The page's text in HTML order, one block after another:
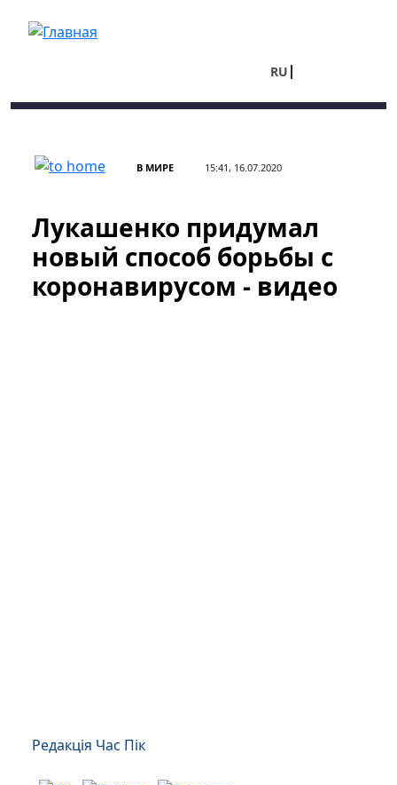
RU
В МИРЕ 15:41, 16.07.2020
Лукашенко придумал
новый способ борьбы с
коронавирусом - видео
Редакція Час Пік